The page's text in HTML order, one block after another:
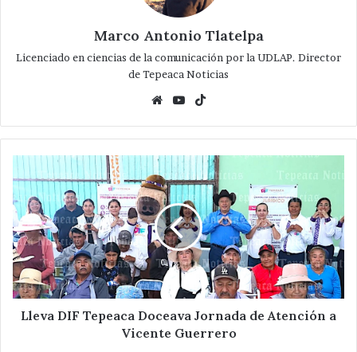
Marco Antonio Tlatelpa
Licenciado en ciencias de la comunicación por la UDLAP. Director
de Tepeaca Noticias
WebsiteYouTube
Lleva
DIF
Tepeaca
Doceava
Jornada
de
Atención
a
Vicente
Guerrero
Lleva DIF Tepeaca Doceava Jornada de Atención a
Vicente Guerrero